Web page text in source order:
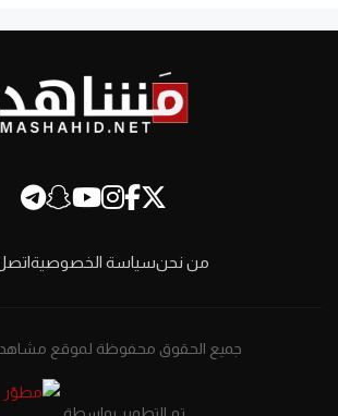
من نحنسياسة الخصوصية
جميع الحقوق محفوظة لموقع مشاهد 2026 ©